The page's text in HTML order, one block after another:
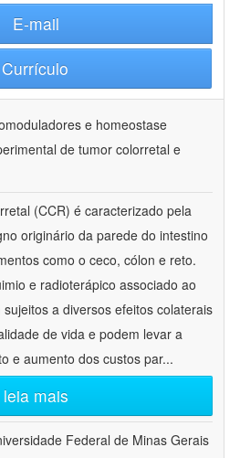
E-mail
Currículo
e homeostase
de tumor colorretal e
(CCR) é caracterizado pela
originário da parede do intestino
como o ceco, cólon e reto.
e radioterápico associado ao
a diversos efeitos colaterais
de vida e podem levar a
e aumento dos custos par...
leia mais
Federal de Minas Gerais